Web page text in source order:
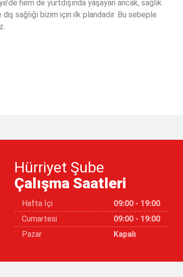
hem de yurtdışında yaşayan ancak, sağlık
sağlığı bizim için ilk plandadır. Bu sebeple
Hürriyet Şube
Çalışma Saatleri
Hafta İçi
09:00 - 19:00
Cumartesi
09:00 - 19:00
Pazar
Kapalı